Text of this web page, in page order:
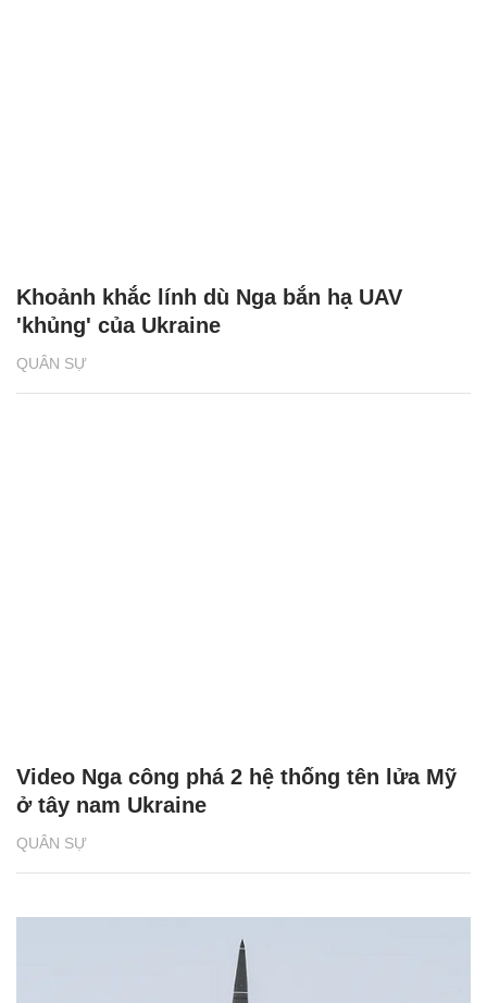
QUÂN SỰ
Khoảnh khắc lính dù Nga bắn hạ UAV
'khủng' của Ukraine
QUÂN SỰ
Video Nga công phá 2 hệ thống tên lửa Mỹ
ở tây nam Ukraine